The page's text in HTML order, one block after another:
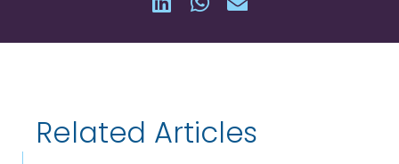
Related Articles